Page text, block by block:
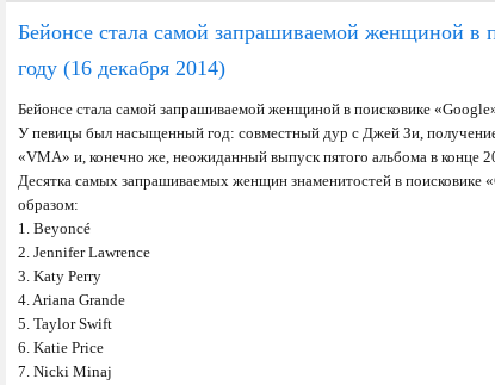
Бейонсе стала самой запрашиваемой женщиной в
году (16 декабря 2014)
Бейонсе стала самой запрашиваемой женщиной в поисковике
У певицы был насыщенный год: совместный дур с Джей Зи,
«VMA» и, конечно же, неожиданный выпуск пятого альбома в конце
Десятка самых запрашиваемых женщин знаменитостей в поисковике
образом:
1. Beyoncé
2. Jennifer Lawrence
3. Katy Perry
4. Ariana Grande
5. Taylor Swift
6. Katie Price
7. Nicki Minaj